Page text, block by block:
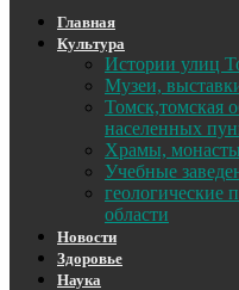
Главная
Культура
Истории улиц
Музеи,
Томск,томская
населенных
Храмы,
Учебные
геологические
области
Новости
Здоровье
Наука